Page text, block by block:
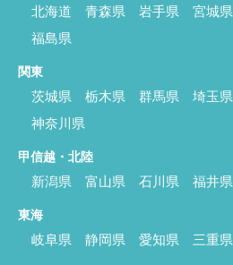
北海道 青森県 岩手県 宮城県
福島県
関東
茨城県 栃木県 群馬県 埼玉県
神奈川県
甲信越・北陸
新潟県 富山県 石川県 福井県
東海
岐阜県 静岡県 愛知県 三重県